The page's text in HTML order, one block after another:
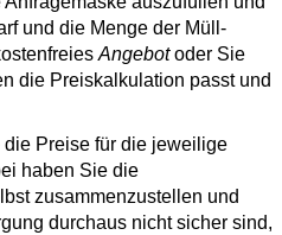
und die Menge der Müll-
Angebotoder Sie
die Preiskalkulation passt und
Preise für die jeweilige
haben Sie die
zusammenzustellen und
durchaus nicht sicher sind,